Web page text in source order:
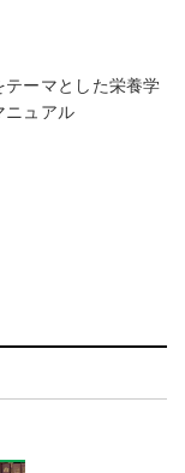
ーマとした栄養学
ニュアル